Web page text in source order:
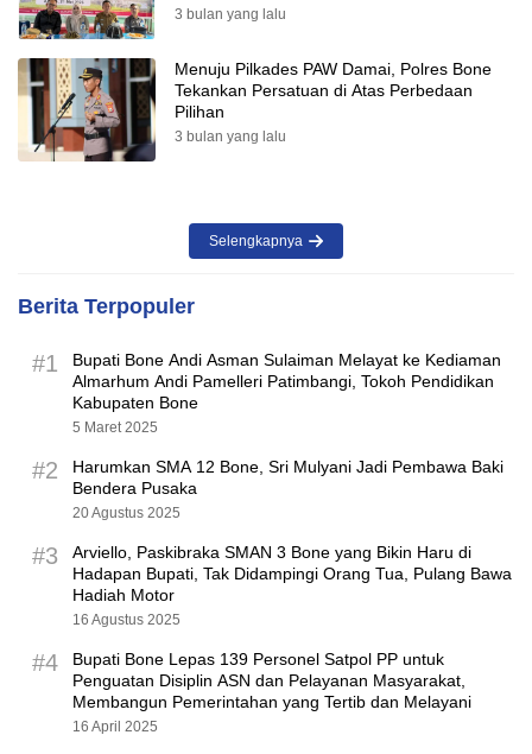
3 bulan yang lalu
Menuju Pilkades PAW Damai, Polres Bone
Tekankan Persatuan di Atas Perbedaan
Pilihan
3 bulan yang lalu
Selengkapnya
Berita Terpopuler
#1
Bupati Bone Andi Asman Sulaiman Melayat ke Kediaman
Almarhum Andi Pamelleri Patimbangi, Tokoh Pendidikan
Kabupaten Bone
5 Maret 2025
#2
Harumkan SMA 12 Bone, Sri Mulyani Jadi Pembawa Baki
Bendera Pusaka
20 Agustus 2025
#3
Arviello, Paskibraka SMAN 3 Bone yang Bikin Haru di
Hadapan Bupati, Tak Didampingi Orang Tua, Pulang Bawa
Hadiah Motor
16 Agustus 2025
#4
Bupati Bone Lepas 139 Personel Satpol PP untuk
Penguatan Disiplin ASN dan Pelayanan Masyarakat,
Membangun Pemerintahan yang Tertib dan Melayani
16 April 2025